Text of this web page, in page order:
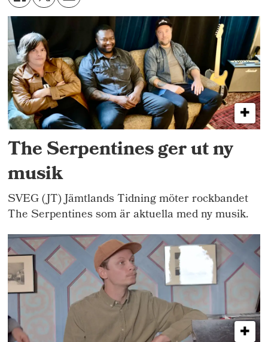
The Serpentines ger ut ny
musik
SVEG (JT) Jämtlands Tidning möter rockbandet
The Serpentines som är aktuella med ny musik.